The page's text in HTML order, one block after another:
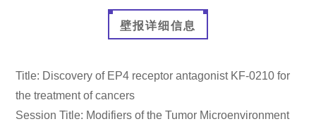
壁报详细信息
Title: Discovery of EP4 receptor antagonist KF-0210 for
the treatment of cancers
Session Title: Modifiers of the Tumor Microenvironment